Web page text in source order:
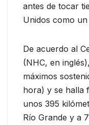
antes de tocar
Unidos como
De acuerdo al
(NHC, en
máximos
hora) y se halla
unos 395
Río Grande y a